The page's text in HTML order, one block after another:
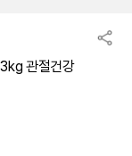
관절건강